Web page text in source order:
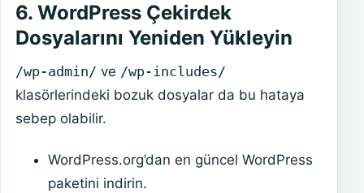
6. WordPress Çekirdek
Dosyalarını Yeniden Yükleyin
/wp-admin/ ve /wp-includes/
klasörlerindeki bozuk dosyalar da bu hataya
sebep olabilir.
WordPress.org’dan en güncel WordPress
paketini indirin.